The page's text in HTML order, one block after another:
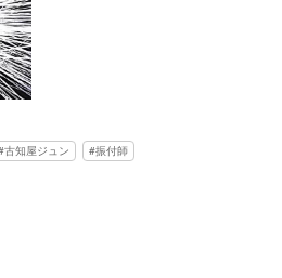
古知屋ジュン 振付師